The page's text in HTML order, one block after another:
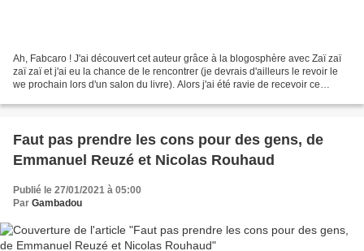
Ah, Fabcaro ! J'ai découvert cet auteur grâce à la blogosphère avec Zaï zaï
zaï zaï et j'ai eu la chance de le rencontrer (je devrais d'ailleurs le revoir le
we prochain lors d'un salon du livre). Alors j'ai été ravie de recevoir ce
Faut pas prendre les cons pour des gens, de
Emmanuel Reuzé et Nicolas Rouhaud
Publié le 27/01/2021 à 05:00
Par Gambadou